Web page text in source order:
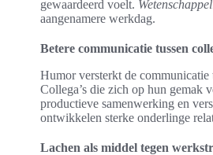
gewaardeerd voelt.
aangenamere werkdag.
Betere communicatie tussen
Humor versterkt de communicatie
Collega’s die zich op hun gemak
productieve samenwerking en
ontwikkelen sterke onderlinge
Lachen als middel tegen